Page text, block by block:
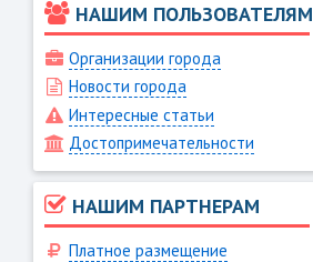
НАШИМ ПОЛЬЗОВАТЕЛЯМ
Организации города
Новости города
Интересные статьи
Достопримечательности
НАШИМ ПАРТНЕРАМ
Платное размещение